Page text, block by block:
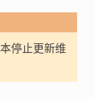
停止更新维